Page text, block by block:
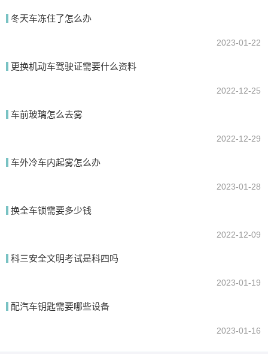
冬天车冻住了怎么办
2023-01-22
更换机动车驾驶证需要什么资料
2022-12-25
车前玻璃怎么去雾
2022-12-29
车外冷车内起雾怎么办
2023-01-28
换全车锁需要多少钱
2022-12-09
科三安全文明考试是科四吗
2023-01-19
配汽车钥匙需要哪些设备
2023-01-16